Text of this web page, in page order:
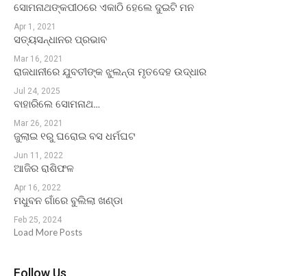
ସୋମନାଥଙ୍କପୀଠରେ ଏକାଠି ହେଲେ ଦୁଇଟି ମନ
Apr 1, 2021
ସତ୍ୟସନ୍ଧାନର ପ୍ରଭାବ
Mar 16, 2021
ରାଜଧାନୀରେ ଯୁବତୀଙ୍କ ଝୁଲନ୍ତା ମୃତଦେହ ଉଦ୍ଧାର
Jul 24, 2025
ବାହାରିଲେ ସୋମନାଥ…
Mar 26, 2021
ଜୁଲାଇ ୧ରୁ ଘରୋଇ ବସ ଧର୍ମଘଟ
Jun 11, 2022
ଆଜିର ରାଶିଫଳ
Apr 16, 2022
ମଧୁବନ ଗାଁରେ ବୁଲିଲା ଖଣ୍ଡା
Feb 25, 2024
Load More Posts
Follow Us